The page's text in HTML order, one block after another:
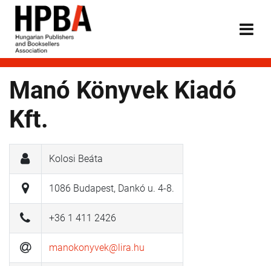
Manó Könyvek Kiadó
Kft.
Kolosi Beáta
1086 Budapest, Dankó u. 4-8.
+36 1 411 2426
manokonyvek@lira.hu